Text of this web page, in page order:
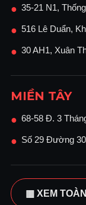
● 35-21 N1,
● 516 Lê Duẩn,
● 30 AH1, Xuân
MIỀN TÂY
● 68-58 Đ. 3
● Số 29 Đường
▦ XEM